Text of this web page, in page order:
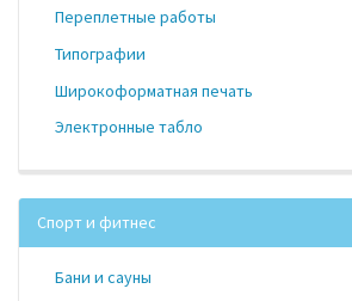
Переплетные работы
Типографии
Широкоформатная печать
Электронные табло
Спорт и фитнес
Бани и сауны